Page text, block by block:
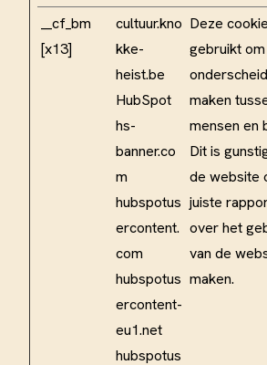
__cf_bm
[x13]
cultuur.kno
kke-
heist.be
HubSpot
hs-
banner.co
m
hubspotus
ercontent.
com
hubspotus
ercontent-
eu1.net
hubspotus
Deze
gebruikt om
maken
mensen en
Dit is
de website
juiste
over het
van de
maken.